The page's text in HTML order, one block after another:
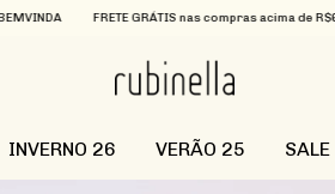
FRETE GRÁTIS nas compras acima de R$699 Que
INVERNO 26 VERÃO 25 SALE